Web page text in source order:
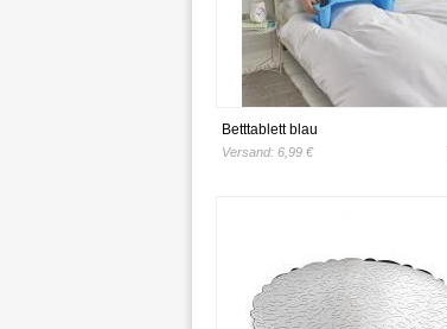
Betttablett blau
Versand: 6,99 €